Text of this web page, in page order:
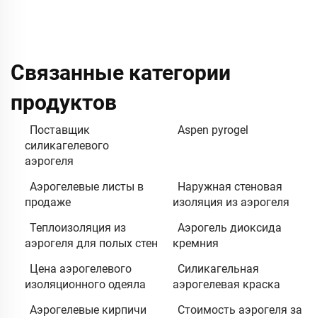
Связанные категории
продуктов
Поставщик
силикагелевого
аэрогеля
Aspen pyrogel
Аэрогелевые листы в
продаже
Наружная стеновая
изоляция из аэрогеля
Теплоизоляция из
аэрогеля для полых стен
Аэрогель диоксида
кремния
Цена аэрогелевого
изоляционного одеяла
Силикагельная
аэрогелевая краска
Аэрогелевые кирпичи
Стоимость аэрогеля за